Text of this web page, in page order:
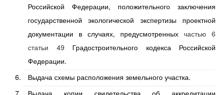
Российской Федерации, положительного заключения
государственной экологической экспертизы проектной
документации в случаях, предусмотренных частью 6
статьи 49 Градостроительного кодекса Российской
Федерации.
Выдача схемы расположения земельного участка.
Выдача копии свидетельства об аккредитации